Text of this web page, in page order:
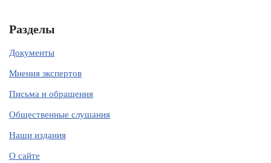
Разделы
Документы
Мнения экспертов
Письма и обращения
Общественные слушания
Наши издания
О сайте